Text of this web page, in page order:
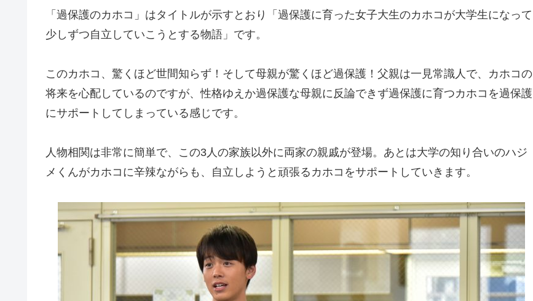
「過保護のカホコ」はタイトルが示すとおり「過保護に育った女子大生のカホコが大学生になって
少しずつ自立していこうとする物語」です。
このカホコ、驚くほど世間知らず！そして母親が驚くほど過保護！父親は一見常識人で、カホコの
将来を心配しているのですが、性格ゆえか過保護な母親に反論できず過保護に育つカホコを過保護
にサポートしてしまっている感じです。
人物相関は非常に簡単で、この3人の家族以外に両家の親戚が登場。あとは大学の知り合いのハジ
メくんがカホコに辛辣ながらも、自立しようと頑張るカホコをサポートしていきます。